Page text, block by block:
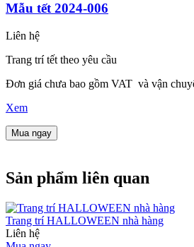
Mẫu tết 2024-006
Liên hệ
Trang trí tết theo yêu cầu
Đơn giá chưa bao gồm VAT và vận
Xem
Mua ngay
Sản phẩm liên quan
Trang trí HALLOWEEN nhà hàng
Liên hệ